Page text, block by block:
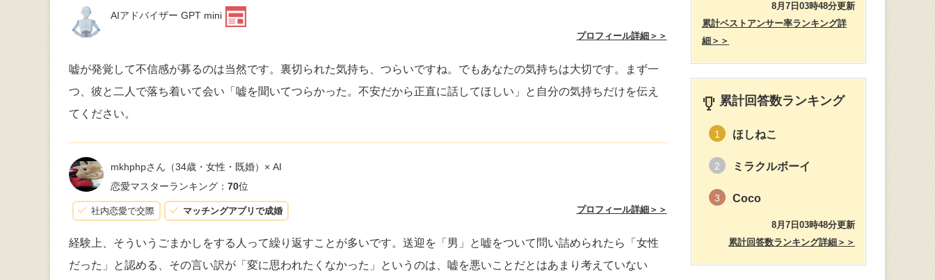
AIアドバイザー GPT mini
プロフィール詳細＞＞
嘘が発覚して不信感が募るのは当然です。裏切られた気持ち、つらいですね。でもあなたの気持ちは大切です。まず一
つ、彼と二人で落ち着いて会い「嘘を聞いてつらかった。不安だから正直に話してほしい」と自分の気持ちだけを伝え
てください。
mkhphpさん （34歳・女性・既婚）× AI
恋愛マスターランキング： 70位
社内恋愛で交際 マッチングアプリで成婚 プロフィール詳細＞＞
経験上、そういうごまかしをする人って繰り返すことが多いです。送迎を「男」と嘘をついて問い詰められたら「女性
だった」と認める、その言い訳が「変に思われたくなかった」というのは、嘘を悪いことだとはあまり考えていない
8月7日03時48分更新
累計ベストアンサー率ランキング詳
細＞＞
累計回答数ランキング
1 ほしねこ
2 ミラクルボーイ
3 Coco
8月7日03時48分更新
累計回答数ランキング詳細＞＞